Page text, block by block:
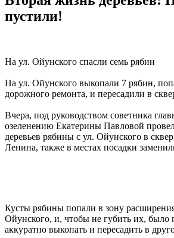
пустили!
На ул. Ойунского спасли семь рябин
На ул. Ойунского выкопали 7 рябин,
дорожного ремонта, и пересадили в
Вчера, под руководством советника
озеленению Екатерины Павловой
деревьев рябины с ул. Ойунского в
Ленина, также в местах посадки
Кусты рябины попали в зону
Ойунского, и, чтобы не губить их, было
аккуратно выкопать и пересадить в